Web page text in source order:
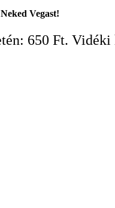
Vegast!
650 Ft.